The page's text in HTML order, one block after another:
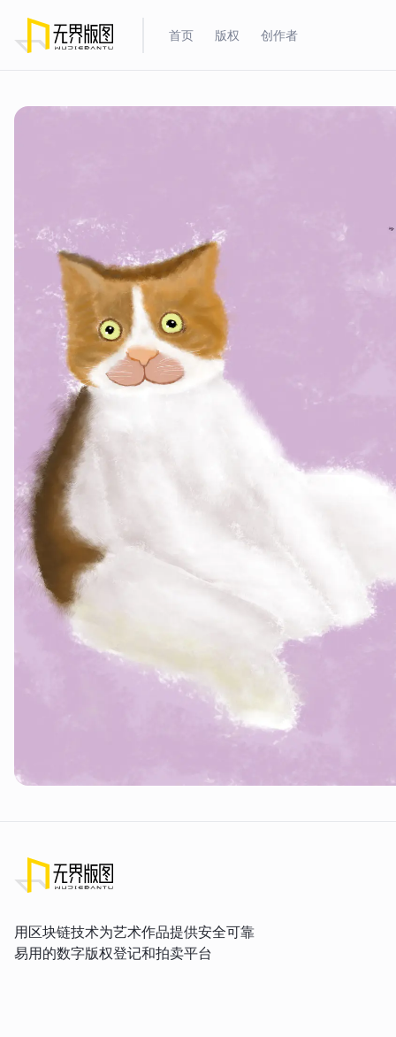
首页 版权 创作者
用区块链技术为艺术作品提供安全可靠
易用的数字版权登记和拍卖平台